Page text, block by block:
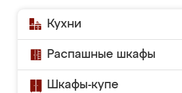
Кухни
Распашные шкафы
Шкафы-купе